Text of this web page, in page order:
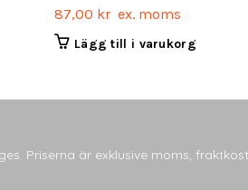
87,00 krex. moms
Lägg till i varukorg
Priserna är exklusive moms,